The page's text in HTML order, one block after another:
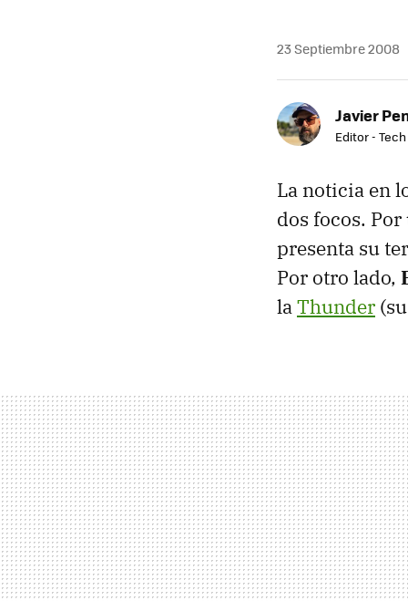
23 Septiembre 2008
Javier
Editor - Tech
La noticia en
dos focos.
presenta su
Por otro lado,
laThunder